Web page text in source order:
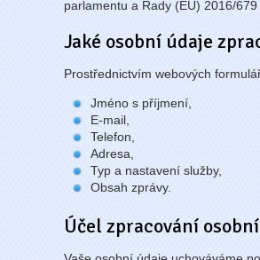
parlamentu a Rady (EU) 2016/679
Jaké osobní údaje
Prostřednictvím webových
Jméno s příjmení,
E-mail,
Telefon,
Adresa,
Typ a nastavení služby,
Obsah zprávy.
Účel zpracování